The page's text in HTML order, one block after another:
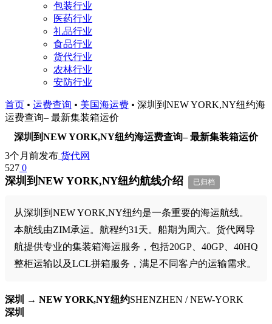
包装行业
医药行业
礼品行业
食品行业
货代行业
农林行业
安防行业
首页 • 运费查询 • 美国海运费 • 深圳到NEW YORK,NY纽约海
运费查询– 最新集装箱运价
深圳到NEW YORK,NY纽约海运费查询– 最新集装箱运价
3个月前发布 货代网
527 0
深圳到NEW YORK,NY纽约航线介绍 已归档
从深圳到NEW YORK,NY纽约是一条重要的海运航线。
本航线由ZIM承运。航程约31天。船期为周六。货代网导
航提供专业的集装箱海运服务，包括20GP、40GP、40HQ
整柜运输以及LCL拼箱服务，满足不同客户的运输需求。
深圳 → NEW YORK,NY纽约SHENZHEN / NEW-YORK
深圳